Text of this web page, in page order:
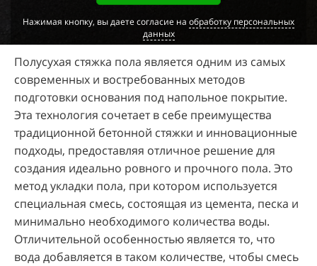
Нажимая кнопку, вы даете согласие на обработку персональных
данных
Полусухая стяжка пола является одним из самых
современных и востребованных методов
подготовки основания под напольное покрытие.
Эта технология сочетает в себе преимущества
традиционной бетонной стяжки и инновационные
подходы, предоставляя отличное решение для
создания идеально ровного и прочного пола. Это
метод укладки пола, при котором используется
специальная смесь, состоящая из цемента, песка и
минимально необходимого количества воды.
Отличительной особенностью является то, что
вода добавляется в таком количестве, чтобы смесь